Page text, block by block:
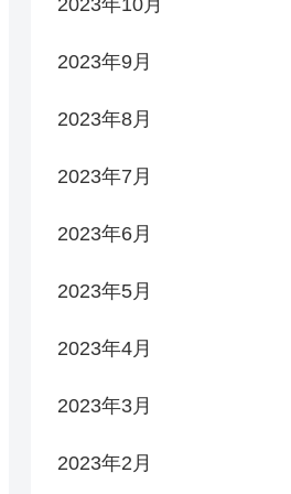
2023年9月
2023年8月
2023年7月
2023年6月
2023年5月
2023年4月
2023年3月
2023年2月